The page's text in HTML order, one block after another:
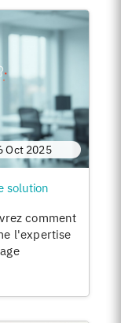
Oct 2025
solution
comment
l'expertise